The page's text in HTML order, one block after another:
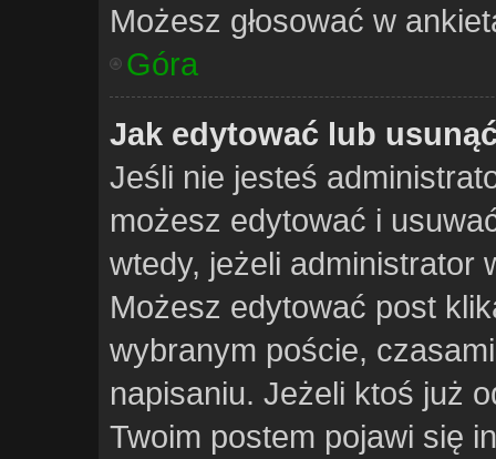
Możesz głosować w
Góra
Jak edytować lub
Jeśli nie jesteś
możesz edytować i
wtedy, jeżeli administrator
Możesz edytować post
wybranym poście,
napisaniu. Jeżeli ktoś już
Twoim postem pojawi się